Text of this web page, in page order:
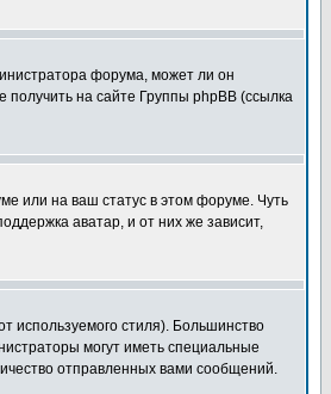
форума, может ли он
на сайте Группы phpBB (ссылка
или на ваш статус в этом форуме. Чуть
аватар, и от них же зависит,
используемого стиля). Большинство
могут иметь специальные
отправленных вами сообщений.